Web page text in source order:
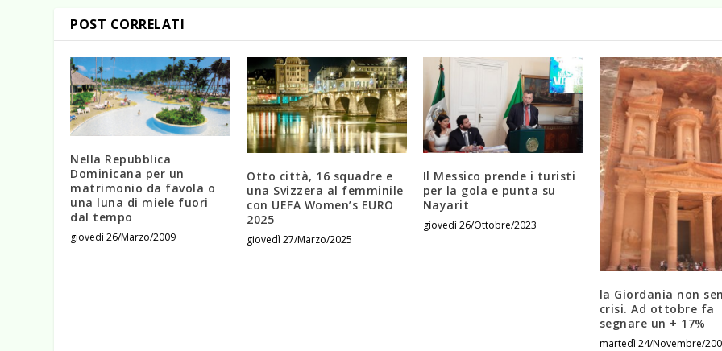
POST CORRELATI
Nella Repubblica
Dominicana per un
matrimonio da favola o
una luna di miele fuori
dal tempo
giovedì 26/Marzo/2009
Otto città, 16 squadre e
una Svizzera al femminile
con UEFA Women’s EURO
2025
giovedì 27/Marzo/2025
Il Messico prende i turisti
per la gola e punta su
Nayarit
giovedì 26/Ottobre/2023
la Giordania non
crisi. Ad ottobre fa
segnare un + 17%
martedì 24/Novembre/